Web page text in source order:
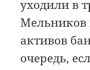
уходили в
Мельников
активов
очередь,